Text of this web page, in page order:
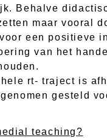
Behalve
maar vooral
een positieve
van het
rt- traject is
gesteld
teaching?